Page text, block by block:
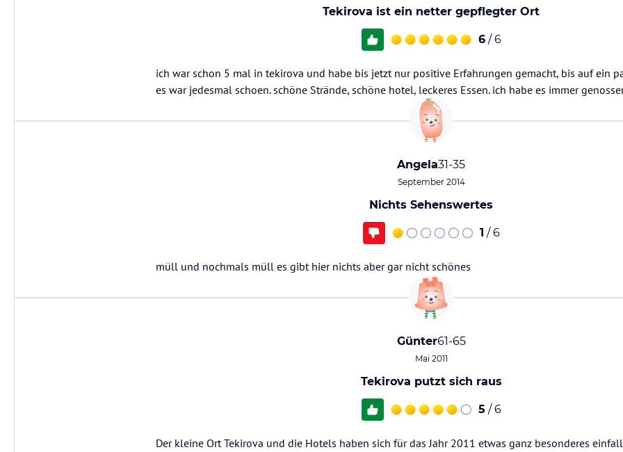
Tekirova ist ein netter gepflegter Ort
6 / 6
ich war schon 5 mal in tekirova und habe bis jetzt nur positive Erfahrungen gemacht, bis auf ein
es war jedesmal schoen. schöne Strände, schöne hotel, leckeres Essen. ich habe es immer
Angela31-35
September 2014
Nichts Sehenswertes
1 / 6
müll und nochmals müll es gibt hier nichts aber gar nicht schönes
Günter61-65
Mai 2011
Tekirova putzt sich raus
5 / 6
Der kleine Ort Tekirova und die Hotels haben sich für das Jahr 2011 etwas ganz besonderes